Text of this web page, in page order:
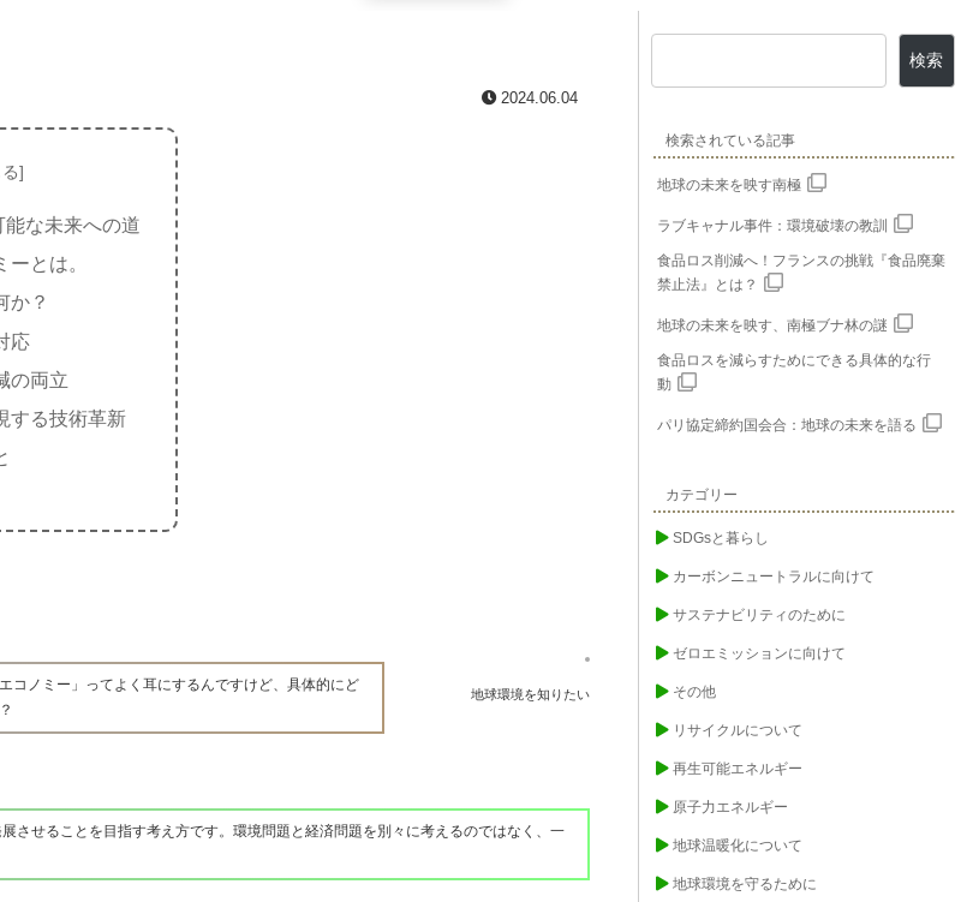
2024.06.04
な未来への道
とは。
か？
応
の両立
する技術革新
地球環境を知りたい
コノミー」ってよく耳にするんですけど、具体的にど
させることを目指す考え方です。環境問題と経済問題を別々に考えるのではなく、一
検索
検索されている記事
地球の未来を映す南極
ラブキャナル事件：環境破壊の教訓
食品ロス削減へ！フランスの挑戦『食品廃棄
禁止法』とは？
地球の未来を映す、南極ブナ林の謎
食品ロスを減らすためにできる具体的な行
動
パリ協定締約国会合：地球の未来を語る
カテゴリー
SDGsと暮らし
カーボンニュートラルに向けて
サステナビリティのために
ゼロエミッションに向けて
その他
リサイクルについて
再生可能エネルギー
原子力エネルギー
地球温暖化について
地球環境を守るために